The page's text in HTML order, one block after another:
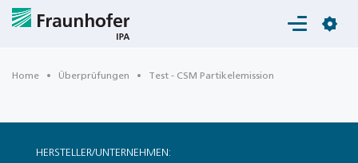
Login
Home Überprüfungen Test - CSM Partikelemission
HERSTELLER/UNTERNEHMEN: